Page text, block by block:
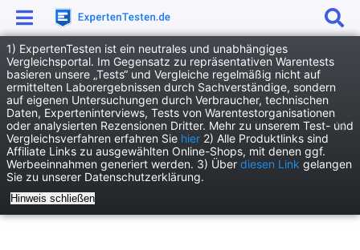
1) ExpertenTesten ist ein neutrales und unabhängiges
Vergleichsportal. Im Gegensatz zu repräsentativen Warentests
basieren unsere „Tests“ und Vergleiche regelmäßig nicht auf
ermittelten Laborergebnissen durch Sachverständige, sondern
auf eigenen Untersuchungen durch Verbraucher, technischen
Daten, Experteninterviews, Tests von Warentestorganisationen
oder analysierten Rezensionen Dritter. Mehr zu unserem Test- und
Vergleichsverfahren erfahren Sie hier 2) Alle Produktlinks sind
Affiliate Links zu ausgewählten Online-Shops, mit denen ggf.
Werbeeinnahmen generiert werden. 3) Über diesen Link gelangen
Sie zu unserer Datenschutzerklärung.
Hinweis schließen
News
Testberichte
LiveFresh Klassische Saftkur Testbericht – Erfahrungen mit der 5-Tage Fastenkur